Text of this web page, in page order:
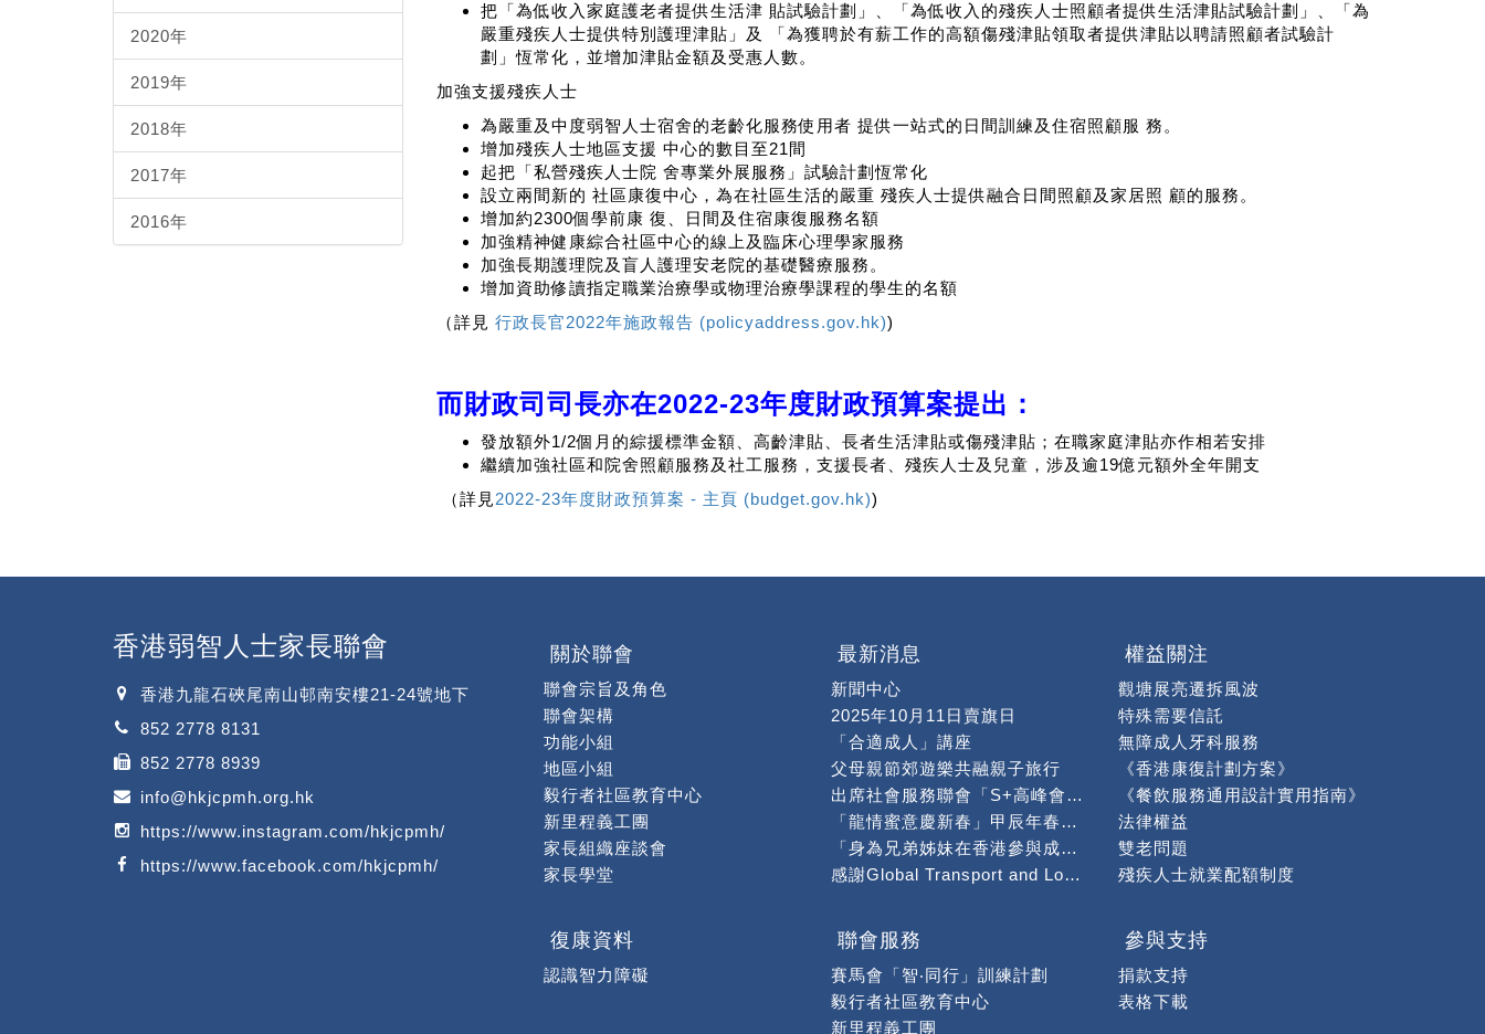
2020年
2019年
2018年
2017年
2016年
把「為低收入家庭護老者提供生活津 貼試驗計劃」、「為低收入的殘疾人士照顧者提供生活津貼試驗計劃」、「為
嚴重殘疾人士提供特別護理津貼」及 「為獲聘於有薪工作的高額傷殘津貼領取者提供津貼以聘請照顧者試驗計
劃」恆常化，並增加津貼金額及受惠人數。
加強支援殘疾人士
為嚴重及中度弱智人士宿舍的老齡化服務使用者 提供一站式的日間訓練及住宿照顧服 務。
增加殘疾人士地區支援 中心的數目至21間
起把「私營殘疾人士院 舍專業外展服務」試驗計劃恆常化
設立兩間新的 社區康復中心，為在社區生活的嚴重 殘疾人士提供融合日間照顧及家居照 顧的服務。
增加約2300個學前康 復、日間及住宿康復服務名額
加強精神健康綜合社區中心的線上及臨床心理學家服務
加強長期護理院及盲人護理安老院的基礎醫療服務。
增加資助修讀指定職業治療學或物理治療學課程的學生的名額
（詳見 行政長官2022年施政報告 (policyaddress.gov.hk))
而財政司司長亦在2022-23年度財政預算案提出：
發放額外1/2個月的綜援標準金額、高齡津貼、長者生活津貼或傷殘津貼；在職家庭津貼亦作相若安排
繼續加強社區和院舍照顧服務及社工服務，支援長者、殘疾人士及兒童，涉及逾19億元額外全年開支
（詳見2022-23年度財政預算案 - 主頁 (budget.gov.hk))
香港弱智人士家長聯會
香港九龍石硤尾南山邨南安樓21-24號地下
852 2778 8131
852 2778 8939
info@hkjcpmh.org.hk
https://www.instagram.com/hkjcpmh/
https://www.facebook.com/hkjcpmh/
關於聯會
聯會宗旨及角色
聯會架構
功能小組
地區小組
毅行者社區教育中心
新里程義工團
家長組織座談會
家長學堂
最新消息
新聞中心
2025年10月11日賣旗日
「合適成人」講座
父母親節郊遊樂共融親子旅行
出席社會服務聯會「S+高峰會暨博覽」作分享
「龍情蜜意慶新春」甲辰年春茗午宴順利舉行
「身為兄弟姊妹在香港參與成年智障手足照顧」問卷調查
感謝Global Transport and Logistics籌款捐贈予本會
福慧國際慈善基金彩繪熊貓活動
「龍年揮春」慈善購買活動
「高智爾球獅友初體驗」
龍年揮春義賣 滿載濃情厚意
權益關注
觀塘展亮遷拆風波
特殊需要信託
無障成人牙科服務
《香港康復計劃方案》
《餐飲服務通用設計實用指南》
法律權益
雙老問題
殘疾人士就業配額制度
復康資料
認識智力障礙
聯會服務
賽馬會「智‧同行」訓練計劃
毅行者社區教育中心
新里程義工團
參與支持
捐款支持
表格下載